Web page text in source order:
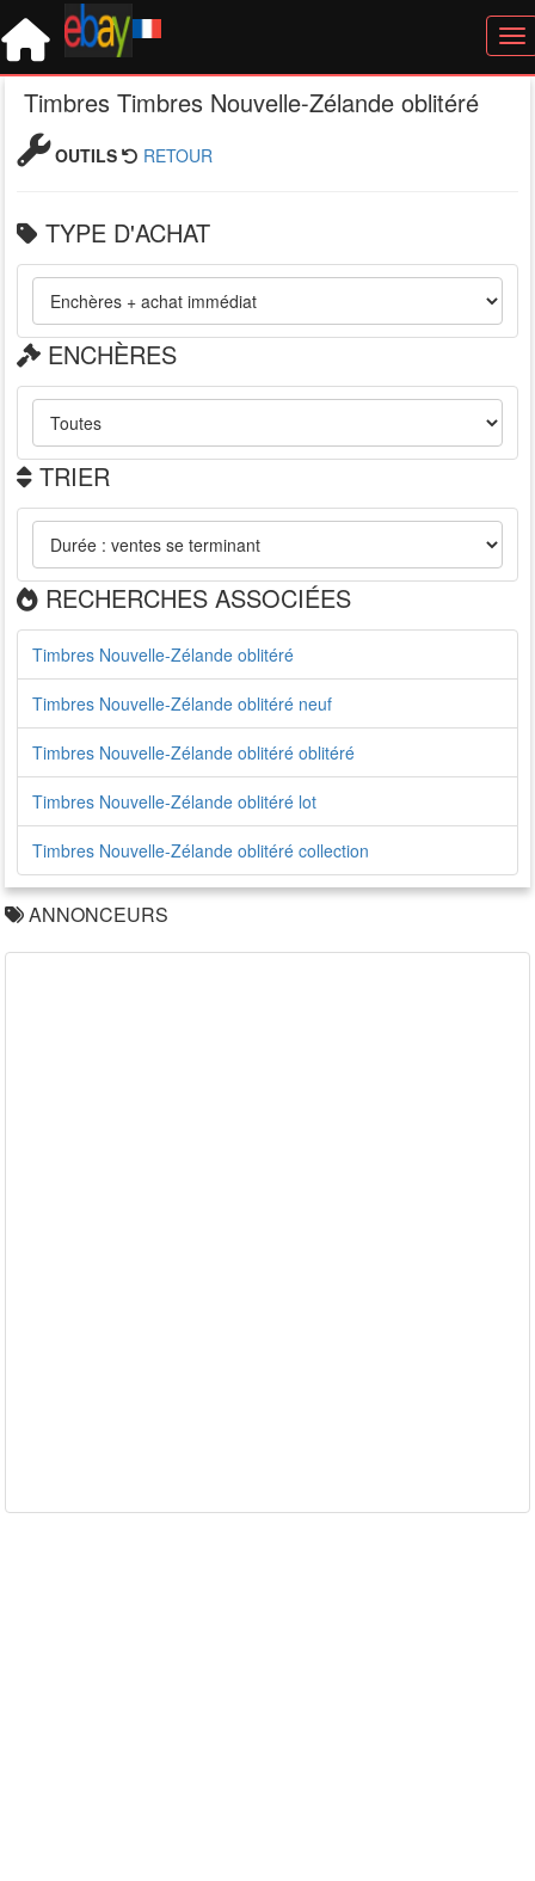
Timbres Timbres Nouvelle-Zélande oblitéré
OUTILS RETOUR
TYPE D'ACHAT
ENCHÈRES
TRIER
RECHERCHES ASSOCIÉES
Timbres Nouvelle-Zélande oblitéré
Timbres Nouvelle-Zélande oblitéré neuf
Timbres Nouvelle-Zélande oblitéré oblitéré
Timbres Nouvelle-Zélande oblitéré lot
Timbres Nouvelle-Zélande oblitéré collection
ANNONCEURS